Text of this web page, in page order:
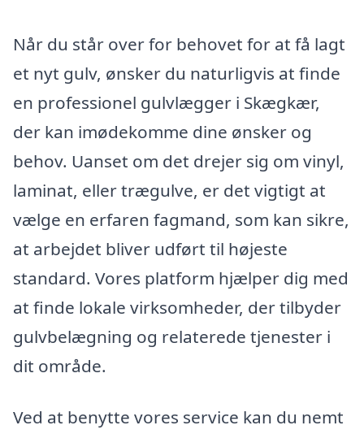
Når du står over for behovet for at få lagt
et nyt gulv, ønsker du naturligvis at finde
en professionel gulvlægger i Skægkær,
der kan imødekomme dine ønsker og
behov. Uanset om det drejer sig om vinyl,
laminat, eller trægulve, er det vigtigt at
vælge en erfaren fagmand, som kan sikre,
at arbejdet bliver udført til højeste
standard. Vores platform hjælper dig med
at finde lokale virksomheder, der tilbyder
gulvbelægning og relaterede tjenester i
dit område.
Ved at benytte vores service kan du nemt